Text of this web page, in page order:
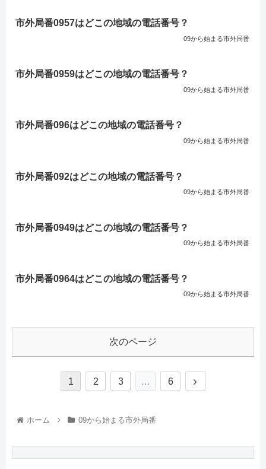
市外局番0957はどこの地域の電話番号？
09から始まる市外局番
市外局番0959はどこの地域の電話番号？
09から始まる市外局番
市外局番096はどこの地域の電話番号？
09から始まる市外局番
市外局番092はどこの地域の電話番号？
09から始まる市外局番
市外局番0949はどこの地域の電話番号？
09から始まる市外局番
市外局番0964はどこの地域の電話番号？
09から始まる市外局番
次のページ
1 2 3 … 6
ホーム 09から始まる市外局番